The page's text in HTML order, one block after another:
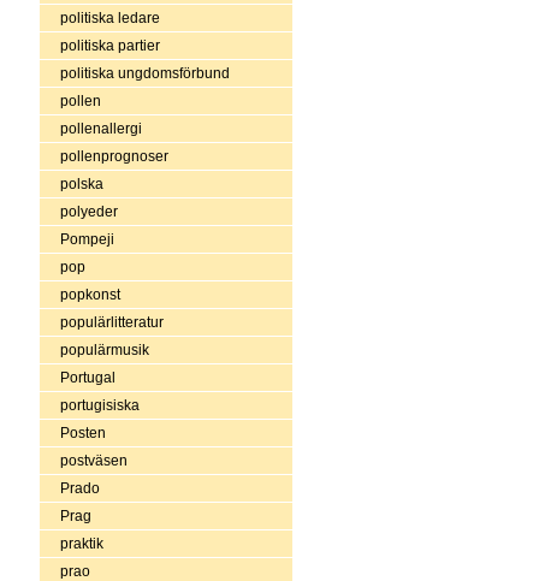
politiska ledare
politiska partier
politiska ungdomsförbund
pollen
pollenallergi
pollenprognoser
polska
polyeder
Pompeji
pop
popkonst
populärlitteratur
populärmusik
Portugal
portugisiska
Posten
postväsen
Prado
Prag
praktik
prao